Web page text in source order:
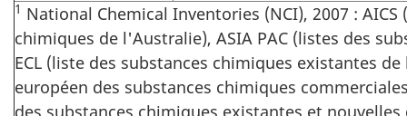
1 National Chemical Inventories (NCI), 2007 :
chimiques de l'Australie), ASIA PAC (listes des
ECL (liste des substances chimiques existantes de
européen des substances chimiques
des substances chimiques existantes et nouvelles